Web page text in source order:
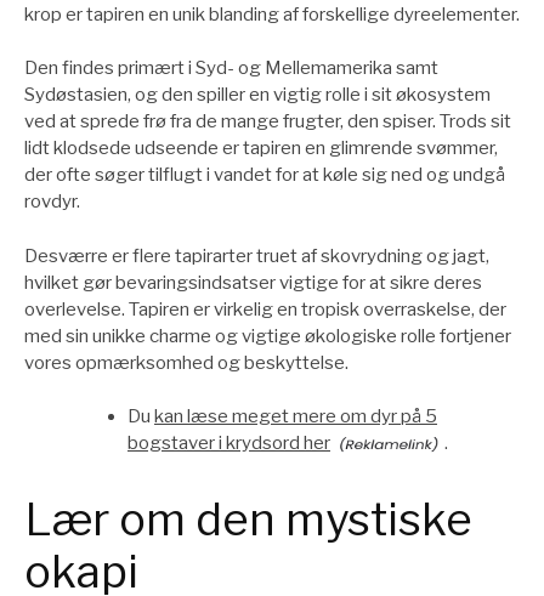
krop er tapiren en unik blanding af forskellige dyreelementer.
Den findes primært i Syd- og Mellemamerika samt
Sydøstasien, og den spiller en vigtig rolle i sit økosystem
ved at sprede frø fra de mange frugter, den spiser. Trods sit
lidt klodsede udseende er tapiren en glimrende svømmer,
der ofte søger tilflugt i vandet for at køle sig ned og undgå
rovdyr.
Desværre er flere tapirarter truet af skovrydning og jagt,
hvilket gør bevaringsindsatser vigtige for at sikre deres
overlevelse. Tapiren er virkelig en tropisk overraskelse, der
med sin unikke charme og vigtige økologiske rolle fortjener
vores opmærksomhed og beskyttelse.
Du kan læse meget mere om dyr på 5
bogstaver i krydsord her
.
Lær om den mystiske
okapi